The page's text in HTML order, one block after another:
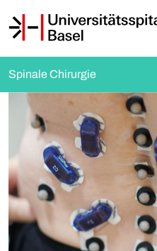
Spinale Chirurgie